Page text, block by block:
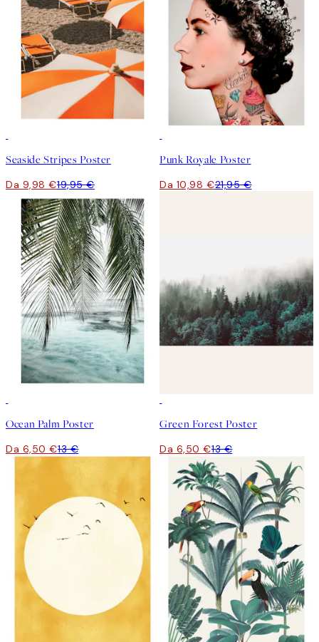
Seaside Stripes Poster
Da 9,98 €19,95 €
Punk Royale Poster
Da 10,98 €21,95 €
Ocean Palm Poster
Da 6,50 €13 €
Green Forest Poster
Da 6,50 €13 €